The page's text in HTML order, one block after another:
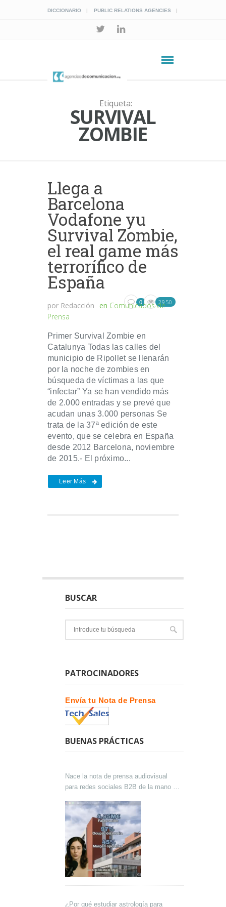
DICCIONARIO PUBLIC RELATIONS AGENCIES
Etiqueta:
SURVIVAL
ZOMBIE
Llega a
Barcelona
Vodafone yu
Survival Zombie,
el real game más
terrorífico de
España
por Redacción en Comunicados de
Prensa
0 2950
Primer Survival Zombie en
Catalunya Todas las calles del
municipio de Ripollet se llenarán
por la noche de zombies en
búsqueda de víctimas a las que
“infectar” Ya se han vendido más
de 2.000 entradas y se prevé que
acudan unas 3.000 personas Se
trata de la 37ª edición de este
evento, que se celebra en España
desde 2012 Barcelona, noviembre
de 2015.- El próximo...
Leer Más
BUSCAR
PATROCINADORES
Envía tu Nota de Prensa
BUENAS PRÁCTICAS
Nace la nota de prensa audiovisual
para redes sociales B2B de la mano de
¿Por qué estudiar astrología para